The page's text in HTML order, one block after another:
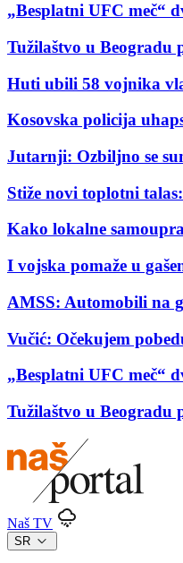
„Besplatni UFC meč“
Tužilaštvo u Beogradu
Huti ubili 58 vojnika
Kosovska policija
Jutarnji: Ozbiljno se
Stiže novi toplotni
Kako lokalne
I vojska pomaže u
AMSS: Automobili na
Vučić: Očekujem
„Besplatni UFC meč“
Tužilaštvo u Beogradu
Naš TV
SR